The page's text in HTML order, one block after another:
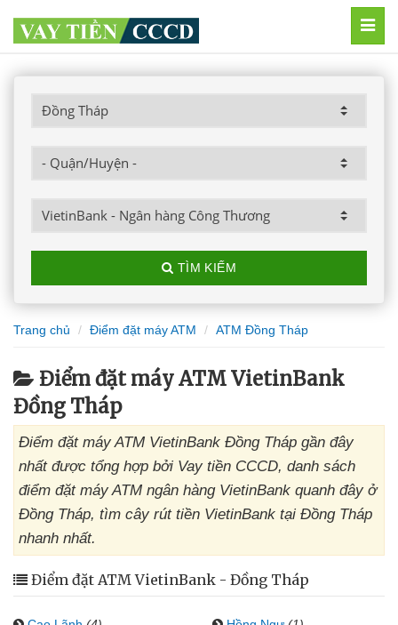
TÌM KIẾM
Trang chủ Điểm đặt máy ATM ATM Đồng Tháp
Điểm đặt máy ATM VietinBank
Đồng Tháp
Điểm đặt máy ATM VietinBank Đồng Tháp gần đây
nhất được tổng hợp bởi Vay tiền CCCD, danh sách
điểm đặt máy ATM ngân hàng VietinBank quanh đây ở
Đồng Tháp, tìm cây rút tiền VietinBank tại Đồng Tháp
nhanh nhất.
Điểm đặt ATM VietinBank - Đồng Tháp